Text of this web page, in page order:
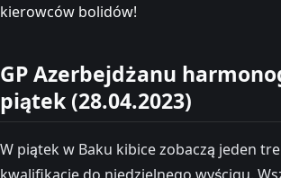
kierowców bolidów!
GP Azerbejdżanu
piątek (28.04.2023)
W piątek w Baku kibice zobaczą jeden